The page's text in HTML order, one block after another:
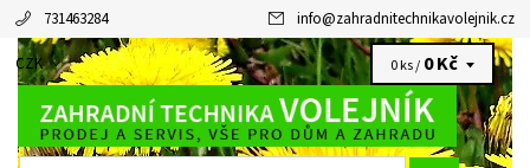
731463284 info@zahradnitechnikavolejnik.cz
CZK 0 ks / 0 Kč